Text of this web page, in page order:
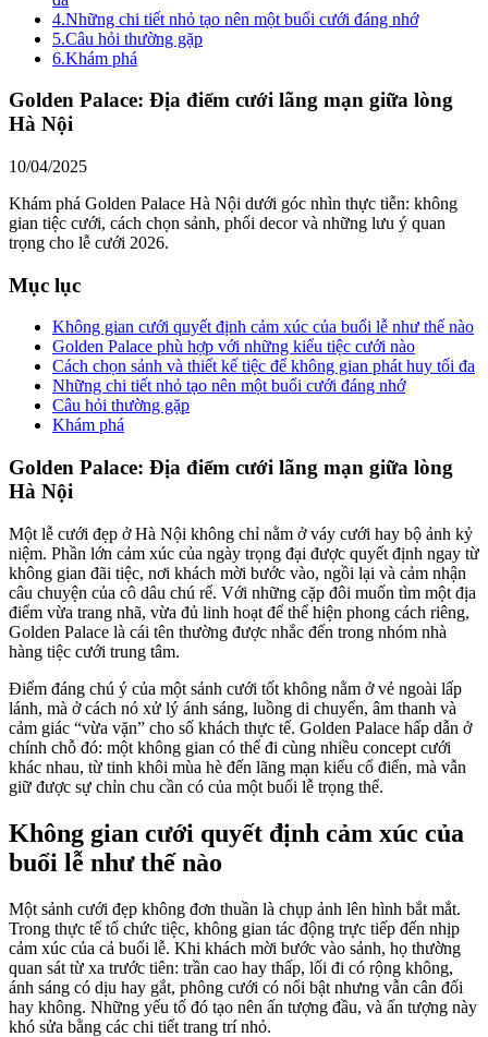
4.Những chi tiết nhỏ tạo nên một buổi cưới đáng nhớ
5.Câu hỏi thường gặp
6.Khám phá
Golden Palace: Địa điểm cưới lãng mạn giữa lòng
Hà Nội
10/04/2025
Khám phá Golden Palace Hà Nội dưới góc nhìn thực tiễn: không
gian tiệc cưới, cách chọn sảnh, phối decor và những lưu ý quan
trọng cho lễ cưới 2026.
Mục lục
Không gian cưới quyết định cảm xúc của buổi lễ như thế nào
Golden Palace phù hợp với những kiểu tiệc cưới nào
Cách chọn sảnh và thiết kế tiệc để không gian phát huy tối đa
Những chi tiết nhỏ tạo nên một buổi cưới đáng nhớ
Câu hỏi thường gặp
Khám phá
Golden Palace: Địa điểm cưới lãng mạn giữa lòng
Hà Nội
Một lễ cưới đẹp ở Hà Nội không chỉ nằm ở váy cưới hay bộ ảnh kỷ
niệm. Phần lớn cảm xúc của ngày trọng đại được quyết định ngay từ
không gian đãi tiệc, nơi khách mời bước vào, ngồi lại và cảm nhận
câu chuyện của cô dâu chú rể. Với những cặp đôi muốn tìm một địa
điểm vừa trang nhã, vừa đủ linh hoạt để thể hiện phong cách riêng,
Golden Palace là cái tên thường được nhắc đến trong nhóm nhà
hàng tiệc cưới trung tâm.
Điểm đáng chú ý của một sảnh cưới tốt không nằm ở vẻ ngoài lấp
lánh, mà ở cách nó xử lý ánh sáng, luồng di chuyển, âm thanh và
cảm giác “vừa vặn” cho số khách thực tế. Golden Palace hấp dẫn ở
chính chỗ đó: một không gian có thể đi cùng nhiều concept cưới
khác nhau, từ tinh khôi mùa hè đến lãng mạn kiểu cổ điển, mà vẫn
giữ được sự chỉn chu cần có của một buổi lễ trọng thể.
Không gian cưới quyết định cảm xúc của
buổi lễ như thế nào
Một sảnh cưới đẹp không đơn thuần là chụp ảnh lên hình bắt mắt.
Trong thực tế tổ chức tiệc, không gian tác động trực tiếp đến nhịp
cảm xúc của cả buổi lễ. Khi khách mời bước vào sảnh, họ thường
quan sát từ xa trước tiên: trần cao hay thấp, lối đi có rộng không,
ánh sáng có dịu hay gắt, phông cưới có nổi bật nhưng vẫn cân đối
hay không. Những yếu tố đó tạo nên ấn tượng đầu, và ấn tượng này
khó sửa bằng các chi tiết trang trí nhỏ.